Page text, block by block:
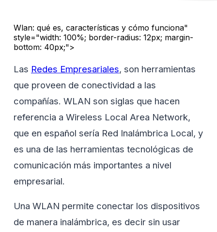
Wlan: qué es, características y cómo funciona"
style="width: 100%; border-radius: 12px; margin-
bottom: 40px;">
Las Redes Empresariales, son herramientas
que proveen de conectividad a las
compañías. WLAN son siglas que hacen
referencia a Wireless Local Area Network,
que en español sería Red Inalámbrica Local, y
es una de las herramientas tecnológicas de
comunicación más importantes a nivel
empresarial.
Una WLAN permite conectar los dispositivos
de manera inalámbrica, es decir sin usar